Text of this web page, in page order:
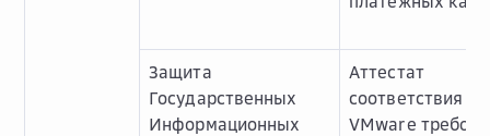
Защита
Государственных
Информационных
Аттестат
соответствия
VMware